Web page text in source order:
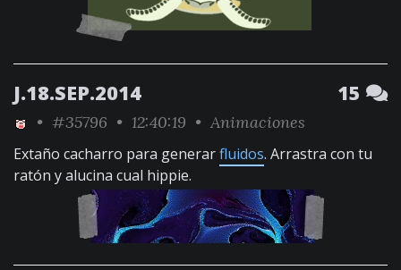
J.18.SEP.2014 15
• #35796 • 12:40:19 • Animaciones
Extaño cacharro para generarfluidos. Arrastra con tu
ratón y alucina cual hippie.